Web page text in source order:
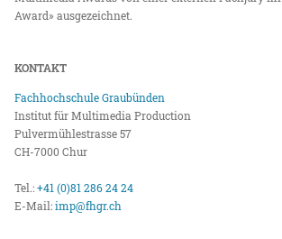
Award» ausgezeichnet.
KONTAKT
Fachhochschule Graubünden
Institut für Multimedia Production
Pulvermühlestrasse 57
CH-7000 Chur
Tel.:+41 (0)81 286 24 24
E-Mail:imp@fhgr.ch